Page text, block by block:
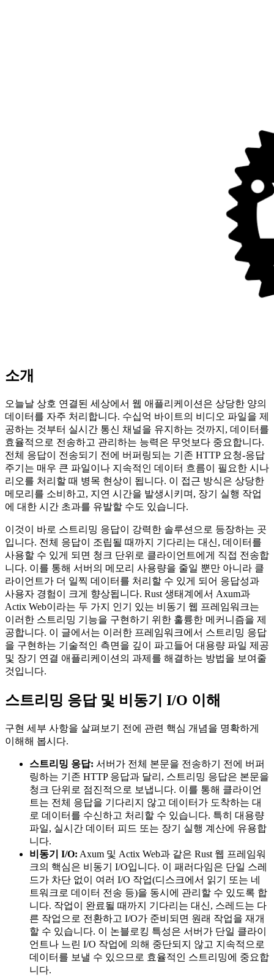
소개
오늘날 상호 연결된 세상에서 웹 애플리케이션은 상당한 양의
데이터를 자주 처리합니다. 수십억 바이트의 비디오 파일을 제
공하는 것부터 실시간 통신 채널을 유지하는 것까지, 데이터를
효율적으로 전송하고 관리하는 능력은 무엇보다 중요합니다.
전체 응답이 전송되기 전에 버퍼링되는 기존 HTTP 요청-응답
주기는 매우 큰 파일이나 지속적인 데이터 흐름이 필요한 시나
리오를 처리할 때 병목 현상이 됩니다. 이 접근 방식은 상당한
메모리를 소비하고, 지연 시간을 발생시키며, 장기 실행 작업
에 대한 시간 초과를 유발할 수도 있습니다.
이것이 바로 스트리밍 응답이 강력한 솔루션으로 등장하는 곳
입니다. 전체 응답이 조립될 때까지 기다리는 대신, 데이터를
사용할 수 있게 되면 청크 단위로 클라이언트에게 직접 전송합
니다. 이를 통해 서버의 메모리 사용량을 줄일 뿐만 아니라 클
라이언트가 더 일찍 데이터를 처리할 수 있게 되어 응답성과
사용자 경험이 크게 향상됩니다. Rust 생태계에서 Axum과
Actix Web이라는 두 가지 인기 있는 비동기 웹 프레임워크는
이러한 스트리밍 기능을 구현하기 위한 훌륭한 메커니즘을 제
공합니다. 이 글에서는 이러한 프레임워크에서 스트리밍 응답
을 구현하는 기술적인 측면을 깊이 파고들어 대용량 파일 제공
및 장기 연결 애플리케이션의 과제를 해결하는 방법을 보여줄
것입니다.
스트리밍 응답 및 비동기 I/O 이해
구현 세부 사항을 살펴보기 전에 관련 핵심 개념을 명확하게
이해해 봅시다.
스트리밍 응답: 서버가 전체 본문을 전송하기 전에 버퍼
링하는 기존 HTTP 응답과 달리, 스트리밍 응답은 본문을
청크 단위로 점진적으로 보냅니다. 이를 통해 클라이언
트는 전체 응답을 기다리지 않고 데이터가 도착하는 대
로 데이터를 수신하고 처리할 수 있습니다. 특히 대용량
파일, 실시간 데이터 피드 또는 장기 실행 계산에 유용합
니다.
비동기 I/O: Axum 및 Actix Web과 같은 Rust 웹 프레임워
크의 핵심은 비동기 I/O입니다. 이 패러다임은 단일 스레
드가 차단 없이 여러 I/O 작업(디스크에서 읽기 또는 네
트워크로 데이터 전송 등)을 동시에 관리할 수 있도록 합
니다. 작업이 완료될 때까지 기다리는 대신, 스레드는 다
른 작업으로 전환하고 I/O가 준비되면 원래 작업을 재개
할 수 있습니다. 이 논블로킹 특성은 서버가 단일 클라이
언트나 느린 I/O 작업에 의해 중단되지 않고 지속적으로
데이터를 보낼 수 있으므로 효율적인 스트리밍에 중요합
니다.